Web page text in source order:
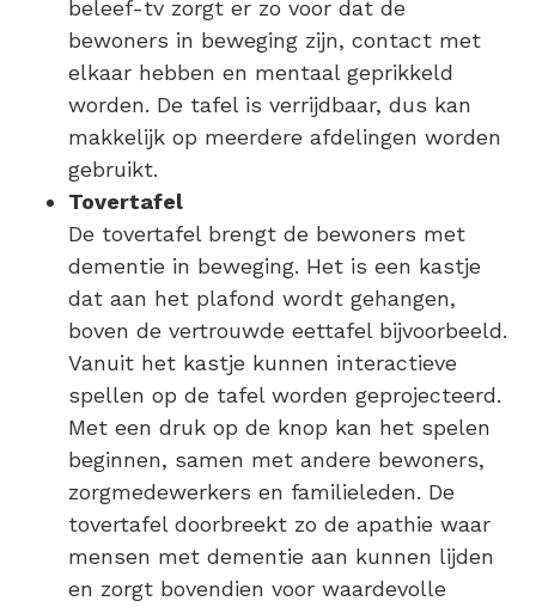
beleef-tv zorgt er zo voor dat de
bewoners in beweging zijn, contact met
elkaar hebben en mentaal geprikkeld
worden. De tafel is verrijdbaar, dus kan
makkelijk op meerdere afdelingen worden
gebruikt.
Tovertafel
De tovertafel brengt de bewoners met
dementie in beweging. Het is een kastje
dat aan het plafond wordt gehangen,
boven de vertrouwde eettafel bijvoorbeeld.
Vanuit het kastje kunnen interactieve
spellen op de tafel worden geprojecteerd.
Met een druk op de knop kan het spelen
beginnen, samen met andere bewoners,
zorgmedewerkers en familieleden. De
tovertafel doorbreekt zo de apathie waar
mensen met dementie aan kunnen lijden
en zorgt bovendien voor waardevolle